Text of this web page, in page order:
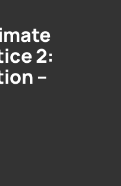
2:
–